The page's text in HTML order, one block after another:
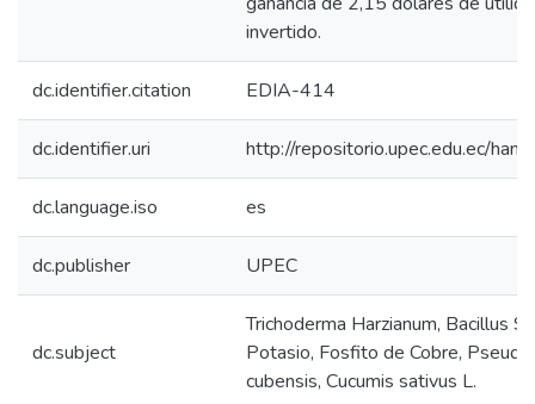
invertido.
dc.identifier.citation EDIA-414
dc.identifier.uri http://repositorio.upec.edu.ec/
dc.language.iso es
dc.publisher UPEC
dc.subject
Trichoderma Harzianum, Bacillus
Potasio, Fosfito de Cobre,
cubensis, Cucumis sativus L.